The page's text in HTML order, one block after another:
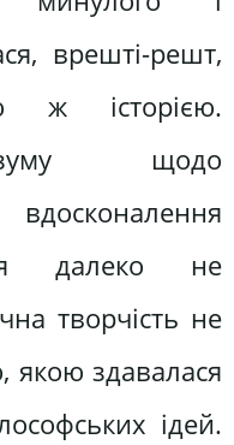
врешті-решт,
ж історією.
щодо
далеко не
творчість не
здавалася
ідей.